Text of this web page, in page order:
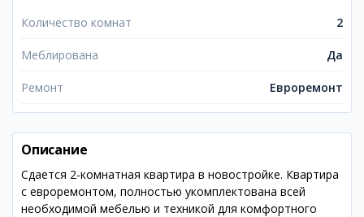
Количество комнат 2
Меблирована Да
Ремонт Евроремонт
Описание
Сдается 2-комнатная квартира в новостройке. Квартира
с евроремонтом, полностью укомплектована всей
необходимой мебелью и техникой для комфортного